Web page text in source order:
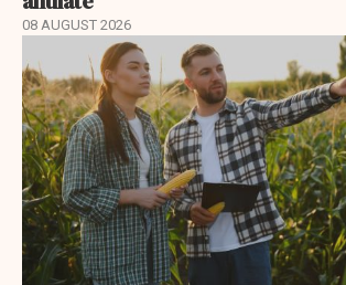
08 AUGUST 2026